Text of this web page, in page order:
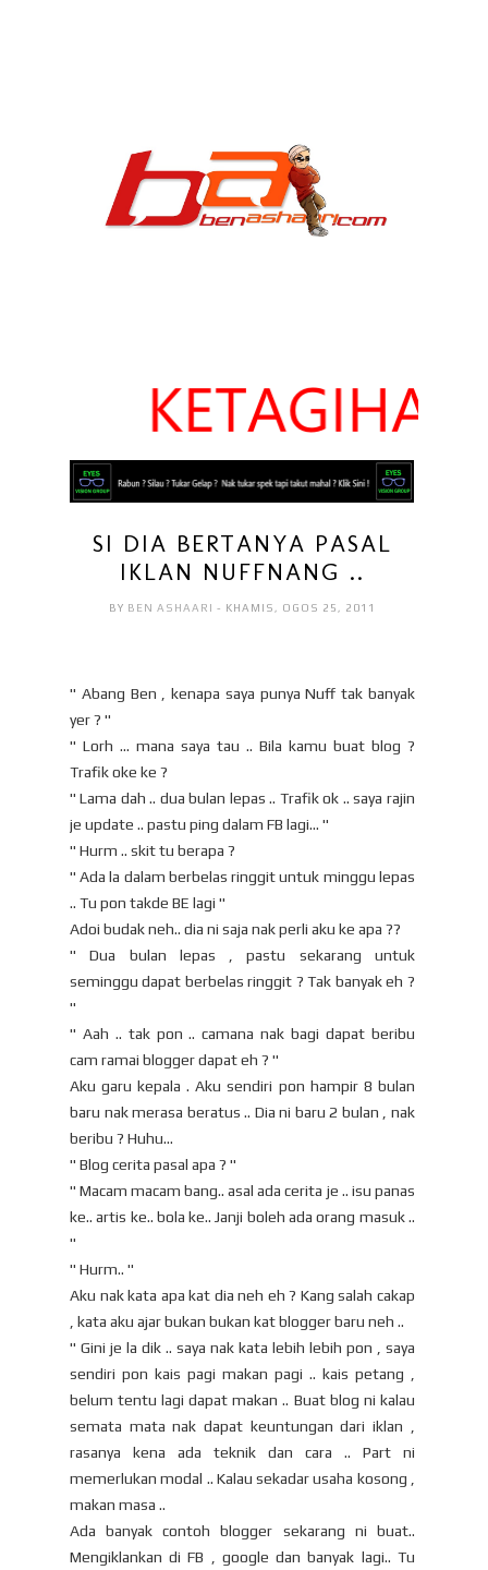
SI DIA BERTANYA PASAL
IKLAN NUFFNANG ..
BY BEN ASHAARI - KHAMIS, OGOS 25, 2011
" Abang Ben , kenapa saya punya Nuff tak banyak
yer ? "
" Lorh ... mana saya tau .. Bila kamu buat blog ?
Trafik oke ke ?
" Lama dah .. dua bulan lepas .. Trafik ok .. saya rajin
je update .. pastu ping dalam FB lagi... "
" Hurm .. skit tu berapa ?
" Ada la dalam berbelas ringgit untuk minggu lepas
.. Tu pon takde BE lagi "
Adoi budak neh.. dia ni saja nak perli aku ke apa ??
" Dua bulan lepas , pastu sekarang untuk
seminggu dapat berbelas ringgit ? Tak banyak eh ?
"
" Aah .. tak pon .. camana nak bagi dapat beribu
cam ramai blogger dapat eh ? "
Aku garu kepala . Aku sendiri pon hampir 8 bulan
baru nak merasa beratus .. Dia ni baru 2 bulan , nak
beribu ? Huhu...
" Blog cerita pasal apa ? "
" Macam macam bang.. asal ada cerita je .. isu panas
ke.. artis ke.. bola ke.. Janji boleh ada orang masuk ..
"
" Hurm.. "
Aku nak kata apa kat dia neh eh ? Kang salah cakap
, kata aku ajar bukan bukan kat blogger baru neh ..
" Gini je la dik .. saya nak kata lebih lebih pon , saya
sendiri pon kais pagi makan pagi .. kais petang ,
belum tentu lagi dapat makan .. Buat blog ni kalau
semata mata nak dapat keuntungan dari iklan ,
rasanya kena ada teknik dan cara .. Part ni
memerlukan modal .. Kalau sekadar usaha kosong ,
makan masa ..
Ada banyak contoh blogger sekarang ni buat..
Mengiklankan di FB , google dan banyak lagi.. Tu